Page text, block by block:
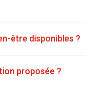
être disponibles ?
proposée ?